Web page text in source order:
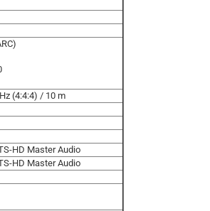
(4:4:4) / 10 m
HD Master Audio
HD Master Audio